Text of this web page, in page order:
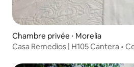
Chambre privée ⋅ Morelia
Casa Remedios | H105 Cantera •